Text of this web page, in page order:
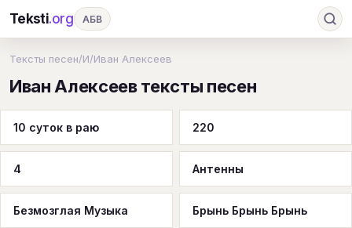
Teksti.org АБВ
И К Л М Н О П
Т У Ф Х Ц Ч Ш Э Ю
Я En A B C D E F G
M
Q R S V W X
Тексты песен/И/Иван Алексеев
Иван Алексеев тексты песен
10 суток в раю 220
4 Антенны
Безмозглая Музыка Брынь Брынь Брынь